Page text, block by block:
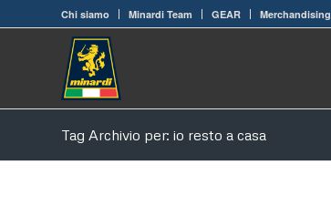
Chi siamo Minardi Team GEAR Merchandising
Tag Archivio per: io resto a casa